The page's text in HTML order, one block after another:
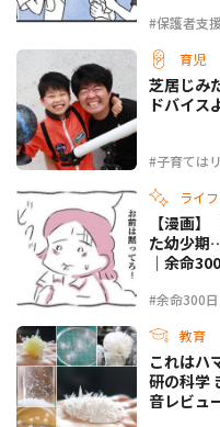
#保護者支
育児
#子育ては
芝居じみ
ドバイス
ライフ
#余命300
【漫画
た幼少期
｜余命
教育
これはハ
研の科学
音レビュ